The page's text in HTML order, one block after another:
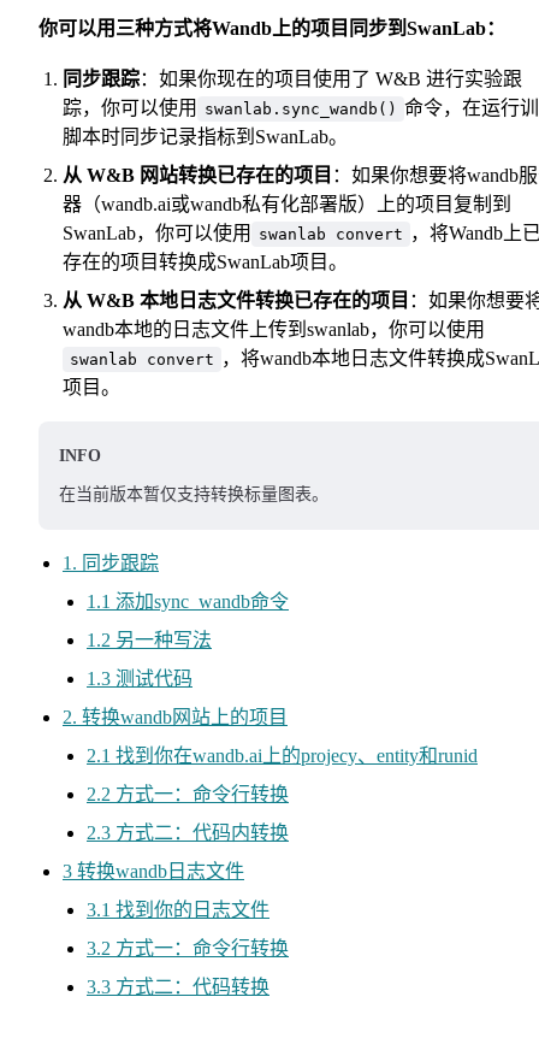
你可以用三种方式将Wandb上的项目同步到SwanLab：
同步跟踪：如果你现在的项目使用了 W&B 进行实验跟
踪，你可以使用
swanlab.sync_wandb() 命令，在运行
脚本时同步记录指标到SwanLab。
从 W&B 网站转换已存在的项目 ：如果你想要将wandb
器（wandb.ai或wandb私有化部署版）上的项目复制到
SwanLab，你可以使用
swanlab convert ，将Wandb上
存在的项目转换成SwanLab项目。
从 W&B 本地日志文件转换已存在的项目 ：如果你想要
wandb本地的日志文件上传到swanlab，你可以使用
swanlab convert ，将wandb本地日志文件转换成
项目。
INFO
在当前版本暂仅支持转换标量图表。
1. 同步跟踪
1.1 添加sync_wandb命令
1.2 另一种写法
1.3 测试代码
2. 转换wandb网站上的项目
2.1 找到你在wandb.ai上的projecy、entity和runid
2.2 方式一：命令行转换
2.3 方式二：代码内转换
3 转换wandb日志文件
3.1 找到你的日志文件
3.2 方式一：命令行转换
3.3 方式二：代码转换